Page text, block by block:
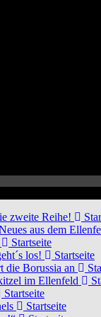
zweite Reihe!
aus dem
Startseite
los!
Startseite
die Borussia an
im Ellenfeld
Startseite
Startseite